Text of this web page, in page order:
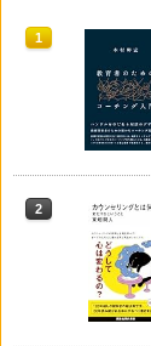
1
2